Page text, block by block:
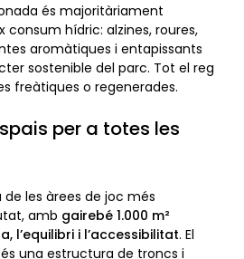
és majoritàriament
consum hídric: alzines, roures,
aromàtiques i entapissants
sostenible del parc. Tot el reg
freàtiques o regenerades.
per a totes les
les àrees de joc més
amb gairebé 1.000 m²
l’equilibri i l’accessibilitat. El
una estructura de troncs i